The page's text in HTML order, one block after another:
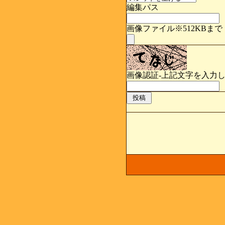
編集パス
画像ファイル※512KBまで
画像認証-上記文字を入力